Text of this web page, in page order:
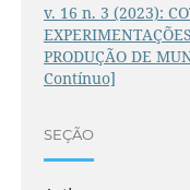
v. 16 n. 3 (2023):
PRODUÇÃO DE
Contínuo]
SEÇÃO